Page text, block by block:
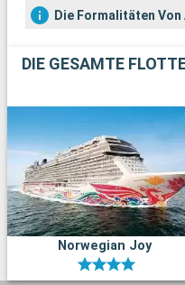
Die Formalitäten
DIE GESAMTE
Norwegian Joy